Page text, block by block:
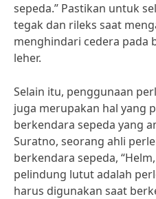
sepeda.” Pastikan untuk
tegak dan rileks saat
menghindari cedera pada
leher.
Selain itu, penggunaan
juga merupakan hal yang
berkendara sepeda yang
Suratno, seorang ahli
berkendara sepeda,
pelindung lutut adalah
harus digunakan saat